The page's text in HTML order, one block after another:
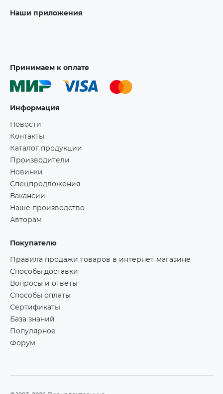
Наши приложения
Принимаем к оплате
Информация
Новости
Контакты
Каталог продукции
Производители
Новинки
Спецпредложения
Вакансии
Наше производство
Авторам
Покупателю
Правила продажи товаров в интернет-магазине
Способы доставки
Вопросы и ответы
Способы оплаты
Сертификаты
База знаний
Популярное
Форум